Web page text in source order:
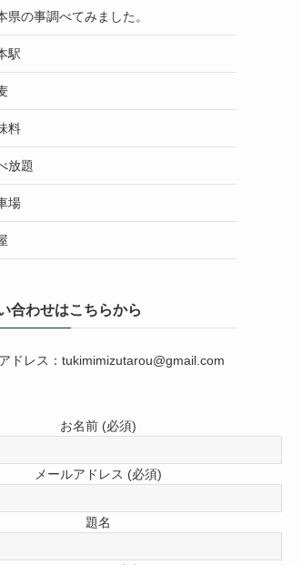
県の事調べてみました。
駅
料
放題
場
合わせはこちらから
ドレス：tukimimizutarou@gmail.com
お名前 (必須)
メールアドレス (必須)
題名